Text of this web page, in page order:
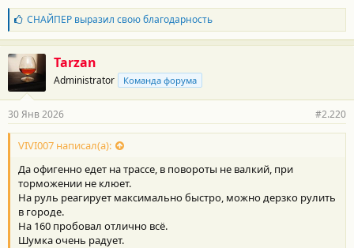
Б
л
а
г
о
д
а
н
о
с
и
:
СНАЙПЕРвыразил свою благодарность
Tarzan
Administrator Команда форума
30 Янв 2026 #2.220
VIVI007 написал(а):
Да офигенно едет на трассе, в повороты не валкий, при
торможении не клюет.
На руль реагирует максимально быстро, можно дерзко рулить
в городе.
На 160 пробовал отлично всё.
Шумка очень радует.